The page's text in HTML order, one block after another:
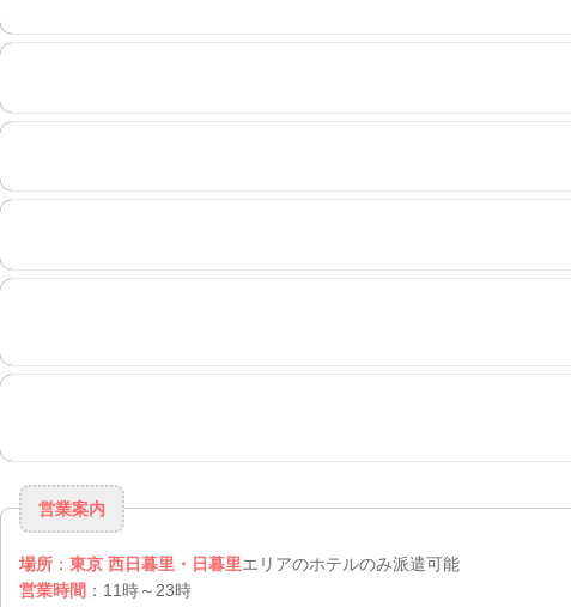
営業案内
場所 ： 東京 西日暮里・日暮里エリアのホテルのみ派遣可能
営業時間 ：11時～23時